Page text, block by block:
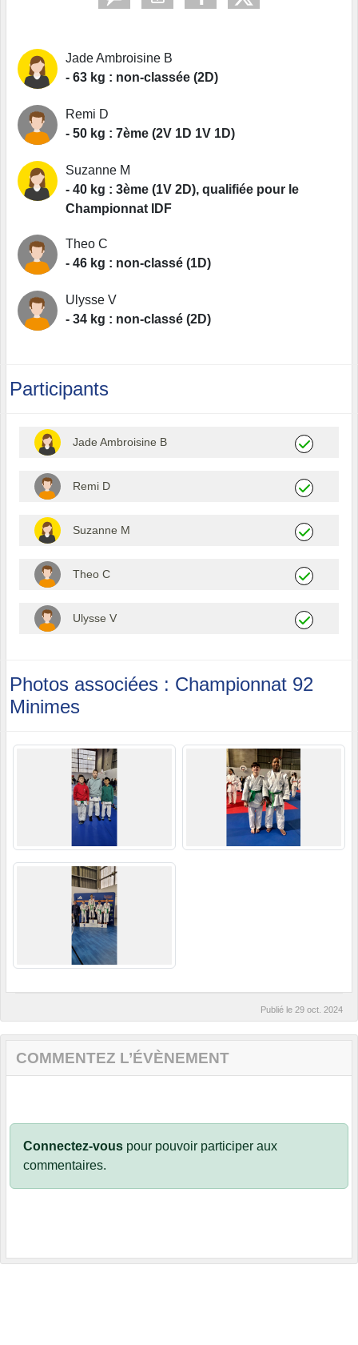
Jade Ambroisine B
- 63 kg : non-classée (2D)
Remi D
- 50 kg : 7ème (2V 1D 1V 1D)
Suzanne M
- 40 kg : 3ème (1V 2D), qualifiée pour le
Championnat IDF
Theo C
- 46 kg : non-classé (1D)
Ulysse V
- 34 kg : non-classé (2D)
Participants
Jade Ambroisine B
Remi D
Suzanne M
Theo C
Ulysse V
Photos associées : Championnat 92
Minimes
Publié le 29 oct. 2024
COMMENTEZ L’ÉVÈNEMENT
Connectez-vous pour pouvoir participer aux
commentaires.